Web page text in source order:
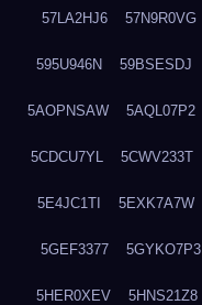
57LA2HJ6 57N9R0VG
595U946N 59BSESDJ
5AOPNSAW 5AQL07P2
5CDCU7YL 5CWV233T
5E4JC1TI 5EXK7A7W
5GEF3377 5GYKO7P3
5HER0XEV 5HNS21Z8